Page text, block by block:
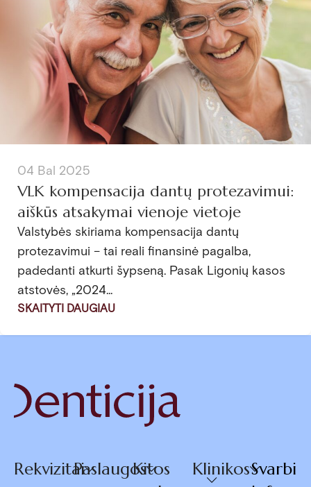
04 Bal 2025
VLK kompensacija dantų protezavimui:
aiškūs atsakymai vienoje vietoje
Valstybės skiriama kompensacija dantų
protezavimui – tai reali finansinė pagalba,
padedanti atkurti šypseną. Pasak Ligonių kasos
atstovės, „2024...
SKAITYTI DAUGIAU
RekvizitaiPaslaugosKitos
KlinikosSvarbi